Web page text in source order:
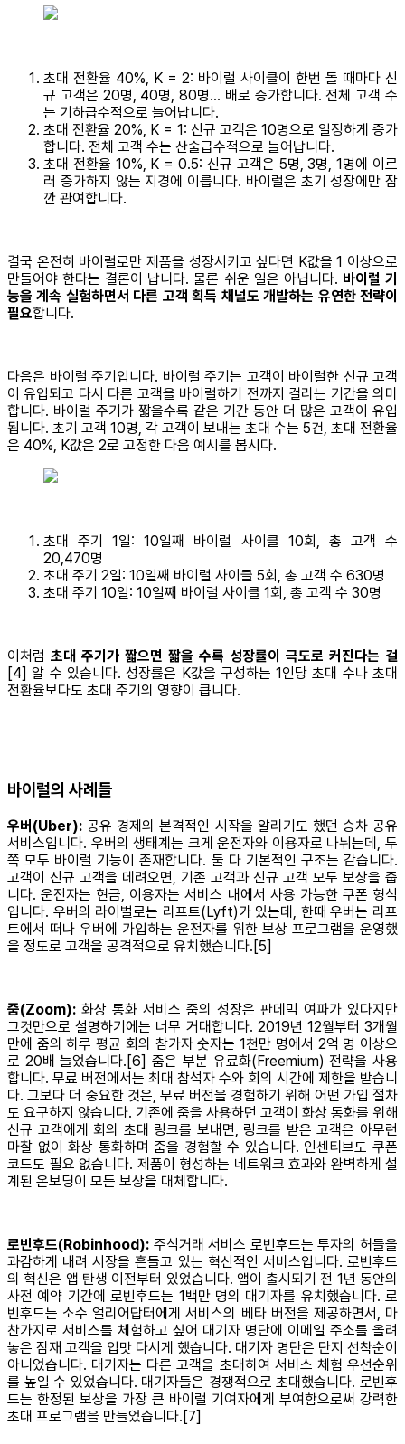
초대 전환율 40%, K = 2: 바이럴 사이클이 한번 돌 때마다 신
규 고객은 20명, 40명, 80명… 배로 증가합니다. 전체 고객 수
는 기하급수적으로 늘어납니다.
초대 전환율 20%, K = 1: 신규 고객은 10명으로 일정하게 증가
합니다. 전체 고객 수는 산술급수적으로 늘어납니다.
초대 전환율 10%, K = 0.5: 신규 고객은 5명, 3명, 1명에 이르
러 증가하지 않는 지경에 이릅니다. 바이럴은 초기 성장에만 잠
깐 관여합니다.
결국 온전히 바이럴로만 제품을 성장시키고 싶다면 K값을 1 이상으로
만들어야 한다는 결론이 납니다. 물론 쉬운 일은 아닙니다. 바이럴 기
능을 계속 실험하면서 다른 고객 획득 채널도 개발하는 유연한 전략이
필요합니다.
다음은 바이럴 주기입니다. 바이럴 주기는 고객이 바이럴한 신규 고객
이 유입되고 다시 다른 고객을 바이럴하기 전까지 걸리는 기간을 의미
합니다. 바이럴 주기가 짧을수록 같은 기간 동안 더 많은 고객이 유입
됩니다. 초기 고객 10명, 각 고객이 보내는 초대 수는 5건, 초대 전환율
은 40%, K값은 2로 고정한 다음 예시를 봅시다.
초대 주기 1일: 10일째 바이럴 사이클 10회, 총 고객 수
20,470명
초대 주기 2일: 10일째 바이럴 사이클 5회, 총 고객 수 630명
초대 주기 10일: 10일째 바이럴 사이클 1회, 총 고객 수 30명
이처럼 초대 주기가 짧으면 짧을 수록 성장률이 극도로 커진다는 걸
[4] 알 수 있습니다. 성장률은 K값을 구성하는 1인당 초대 수나 초대
전환율보다도 초대 주기의 영향이 큽니다.
바이럴의 사례들
우버(Uber):공유 경제의 본격적인 시작을 알리기도 했던 승차 공유
서비스입니다. 우버의 생태계는 크게 운전자와 이용자로 나뉘는데, 두
쪽 모두 바이럴 기능이 존재합니다. 둘 다 기본적인 구조는 같습니다.
고객이 신규 고객을 데려오면, 기존 고객과 신규 고객 모두 보상을 줍
니다. 운전자는 현금, 이용자는 서비스 내에서 사용 가능한 쿠폰 형식
입니다. 우버의 라이벌로는 리프트(Lyft)가 있는데, 한때 우버는 리프
트에서 떠나 우버에 가입하는 운전자를 위한 보상 프로그램을 운영했
을 정도로 고객을 공격적으로 유치했습니다.[5]
줌(Zoom): 화상 통화 서비스 줌의 성장은 판데믹 여파가 있다지만
그것만으로 설명하기에는 너무 거대합니다. 2019년 12월부터 3개월
만에 줌의 하루 평균 회의 참가자 숫자는 1천만 명에서 2억 명 이상으
로 20배 늘었습니다.[6] 줌은 부분 유료화(Freemium) 전략을 사용
합니다. 무료 버전에서는 최대 참석자 수와 회의 시간에 제한을 받습니
다. 그보다 더 중요한 것은, 무료 버전을 경험하기 위해 어떤 가입 절차
도 요구하지 않습니다. 기존에 줌을 사용하던 고객이 화상 통화를 위해
신규 고객에게 회의 초대 링크를 보내면, 링크를 받은 고객은 아무런
마찰 없이 화상 통화하며 줌을 경험할 수 있습니다. 인센티브도 쿠폰
코드도 필요 없습니다. 제품이 형성하는 네트워크 효과와 완벽하게 설
계된 온보딩이 모든 보상을 대체합니다.
로빈후드(Robinhood): 주식거래 서비스 로빈후드는 투자의 허들을
과감하게 내려 시장을 흔들고 있는 혁신적인 서비스입니다. 로빈후드
의 혁신은 앱 탄생 이전부터 있었습니다. 앱이 출시되기 전 1년 동안의
사전 예약 기간에 로빈후드는 1백만 명의 대기자를 유치했습니다. 로
빈후드는 소수 얼리어답터에게 서비스의 베타 버전을 제공하면서, 마
찬가지로 서비스를 체험하고 싶어 대기자 명단에 이메일 주소를 올려
놓은 잠재 고객을 입맛 다시게 했습니다. 대기자 명단은 단지 선착순이
아니었습니다. 대기자는 다른 고객을 초대하여 서비스 체험 우선순위
를 높일 수 있었습니다. 대기자들은 경쟁적으로 초대했습니다. 로빈후
드는 한정된 보상을 가장 큰 바이럴 기여자에게 부여함으로써 강력한
초대 프로그램을 만들었습니다.[7]